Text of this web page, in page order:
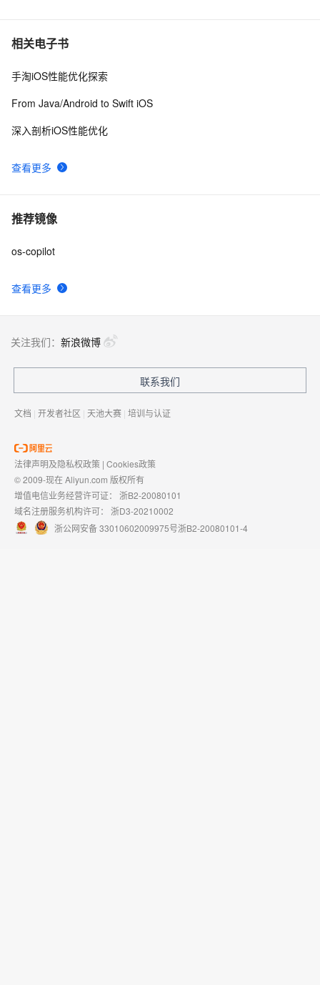
相关电子书
查看更多
手淘iOS性能优化探索
From Java/Android to Swift iOS
深入剖析iOS性能优化
推荐镜像
查看更多
os-copilot
关注我们： 新浪微博
联系我们
文档 | 开发者社区 | 天池大赛 | 培训与认证
法律声明及隐私权政策 | Cookies政策
© 2009-现在 Aliyun.com 版权所有
增值电信业务经营许可证： 浙B2-20080101
域名注册服务机构许可： 浙D3-20210002
浙公网安备 33010602009975号浙B2-20080101-4